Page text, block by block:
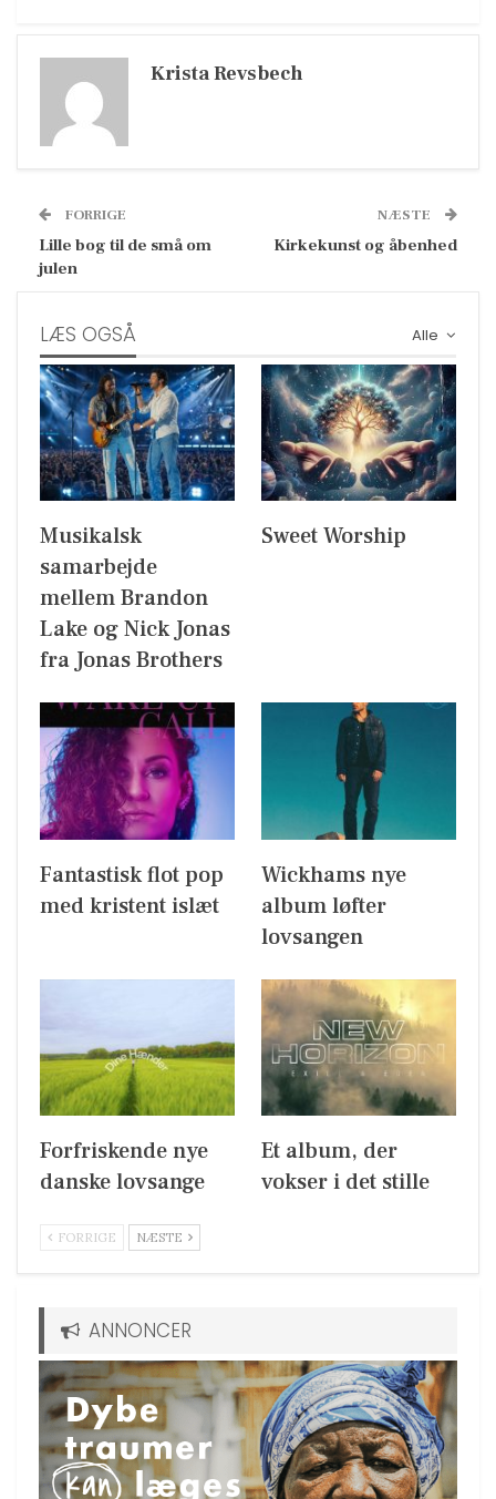
Krista Revsbech
FORRIGE
Lille bog til de små om
julen
NÆSTE
Kirkekunst og åbenhed
Alle
LÆS OGSÅ
Musikalsk
samarbejde
mellem Brandon
Lake og Nick Jonas
fra Jonas Brothers
Sweet Worship
Fantastisk flot pop
med kristent islæt
Wickhams nye
album løfter
lovsangen
Forfriskende nye
danske lovsange
Et album, der
vokser i det stille
FORRIGE NÆSTE
ANNONCER